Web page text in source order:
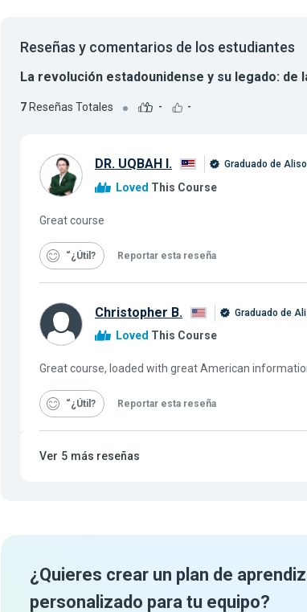
Reseñas y comentarios de los estudiantes
La revolución estadounidense y su legado: de
7Reseñas Totales - -
DR. UQBAH I. Graduado de
Loved This Course
Great course
“¿Útil Reportar esta reseña
Christopher B. Graduado de
Loved This Course
Great course, loaded with great American
“¿Útil Reportar esta reseña
Ver 5 más reseñas
¿Quieres crear un plan de
personalizado para tu equipo?